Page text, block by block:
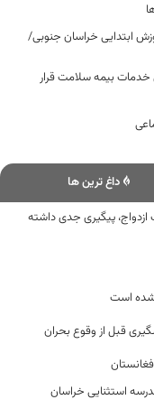
ابتدایی خراسان جنوبی/
خدمات بیمه سلامت قرار
داغ ترین ها
ازدواج، پیگیری جدی داشته
شده است
قبل از وقوع بحران
یک میلیارد تومان برای مناسب‌سازی ۲۸ مدرسه استثنایی خراسان